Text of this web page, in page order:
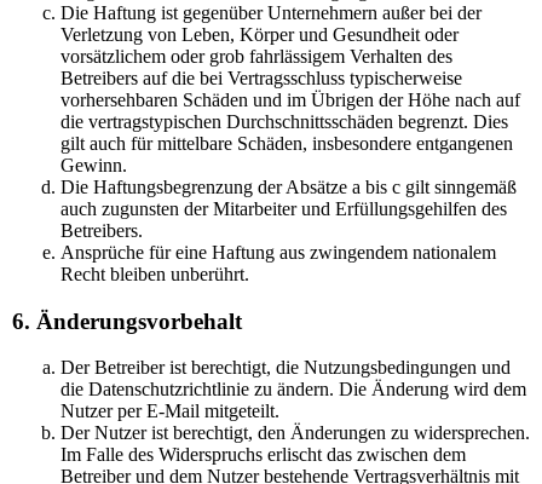
Die Haftung ist gegenüber Unternehmern außer bei der
Verletzung von Leben, Körper und Gesundheit oder
vorsätzlichem oder grob fahrlässigem Verhalten des
Betreibers auf die bei Vertragsschluss typischerweise
vorhersehbaren Schäden und im Übrigen der Höhe nach auf
die vertragstypischen Durchschnittsschäden begrenzt. Dies
gilt auch für mittelbare Schäden, insbesondere entgangenen
Gewinn.
Die Haftungsbegrenzung der Absätze a bis c gilt sinngemäß
auch zugunsten der Mitarbeiter und Erfüllungsgehilfen des
Betreibers.
Ansprüche für eine Haftung aus zwingendem nationalem
Recht bleiben unberührt.
6. Änderungsvorbehalt
Der Betreiber ist berechtigt, die Nutzungsbedingungen und
die Datenschutzrichtlinie zu ändern. Die Änderung wird dem
Nutzer per E-Mail mitgeteilt.
Der Nutzer ist berechtigt, den Änderungen zu widersprechen.
Im Falle des Widerspruchs erlischt das zwischen dem
Betreiber und dem Nutzer bestehende Vertragsverhältnis mit